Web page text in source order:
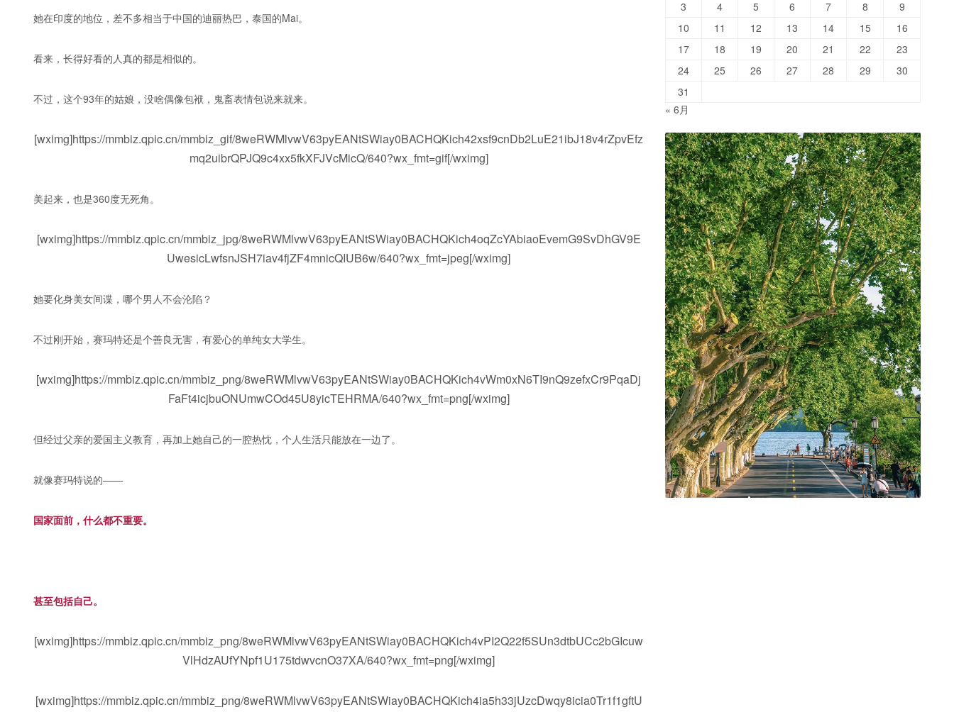
她在印度的地位，差不多相当于中国的迪丽热巴，泰国的Mai。
看来，长得好看的人真的都是相似的。
不过，这个93年的姑娘，没啥偶像包袱，鬼畜表情包说来就来。
[wximg]https://mmbiz.qpic.cn/mmbiz_gif/8weRWMlvwV63pyEANtSWiay0BACHQKich42xsf9cnDb2LuE21ibJ18v4rZpvEfz
mq2uibrQPJQ9c4xx5fkXFJVcMicQ/640?wx_fmt=gif[/wximg]
美起来，也是360度无死角。
[wximg]https://mmbiz.qpic.cn/mmbiz_jpg/8weRWMlvwV63pyEANtSWiay0BACHQKich4oqZcYAbiaoEvemG9SvDhGV9E
UwesicLwfsnJSH7iav4fjZF4mnicQIUB6w/640?wx_fmt=jpeg[/wximg]
她要化身美女间谍，哪个男人不会沦陷？
不过刚开始，赛玛特还是个善良无害，有爱心的单纯女大学生。
[wximg]https://mmbiz.qpic.cn/mmbiz_png/8weRWMlvwV63pyEANtSWiay0BACHQKich4vWm0xN6TI9nQ9zefxCr9PqaDj
FaFt4icjbuONUmwCOd45U8yicTEHRMA/640?wx_fmt=png[/wximg]
但经过父亲的爱国主义教育，再加上她自己的一腔热忱，个人生活只能放在一边了。
就像赛玛特说的——
国家面前，什么都不重要。
甚至包括自己。
[wximg]https://mmbiz.qpic.cn/mmbiz_png/8weRWMlvwV63pyEANtSWiay0BACHQKich4vPI2Q22f5SUn3dtbUCc2bGIcuw
VlHdzAUfYNpf1U175tdwvcnO37XA/640?wx_fmt=png[/wximg]
[wximg]https://mmbiz.qpic.cn/mmbiz_png/8weRWMlvwV63pyEANtSWiay0BACHQKich4ia5h33jUzcDwqy8icia0Tr1f1gftU
3
4 5 6 7 8
9
10
11 12 13 14 15
16
17
18 19 20 21 22
23
24
25 26 27 28 29
30
31
« 6月